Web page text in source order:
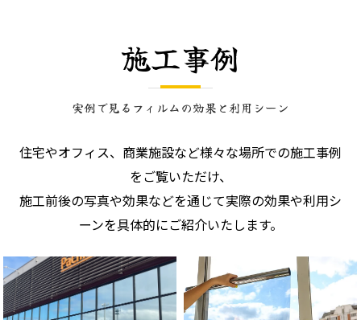
実例で見るフィルムの効果と利用シーン
施工事例
住宅やオフィス、商業施設など様々な場所での施工事例
をご覧いただけ、
施工前後の写真や効果などを通じて実際の効果や利用シ
ーンを具体的にご紹介いたします。